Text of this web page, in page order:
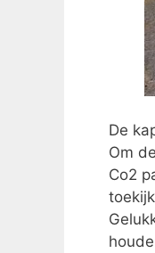
De
Om
Co2